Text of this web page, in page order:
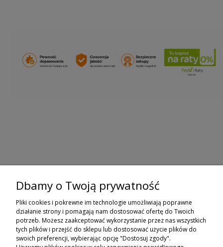
ZAPISZ SIĘ DO NEWSLETTERA
ZAPISZ SIĘ
ZAKUPY
Dbamy o Twoją prywatność
Pliki cookies i pokrewne im technologie umożliwiają poprawne
działanie strony i pomagają nam dostosować ofertę do Twoich
potrzeb. Możesz zaakceptować wykorzystanie przez nas wszystkich
tych plików i przejść do sklepu lub dostosować użycie plików do
swoich preferencji, wybierając opcję "Dostosuj zgody".